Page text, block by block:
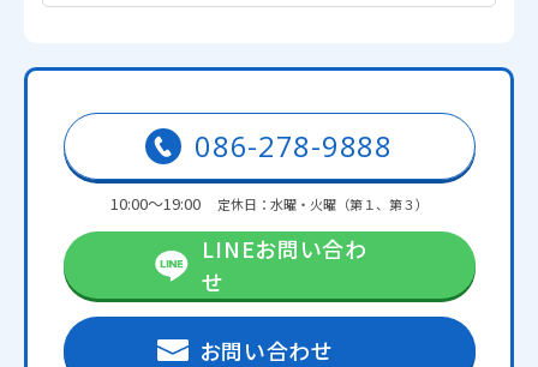
086-278-9888
10:00～19:00 定休日：水曜・火曜（第１、第３）
LINEお問い合わ
せ
お問い合わせ